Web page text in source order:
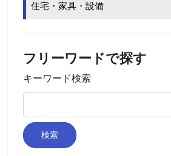
住宅・家具・設備
フリーワードで探す
キーワード検索